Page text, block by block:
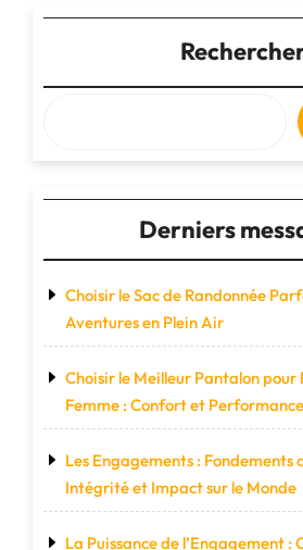
La
Derniers
Choisir le Sac de Randonnée
Aventures en Plein Air
Choisir le Meilleur Pantalon pour
Femme : Confort et
Les Engagements : Fondements
Intégrité et Impact sur le Monde
La Puissance de l’Engagement :